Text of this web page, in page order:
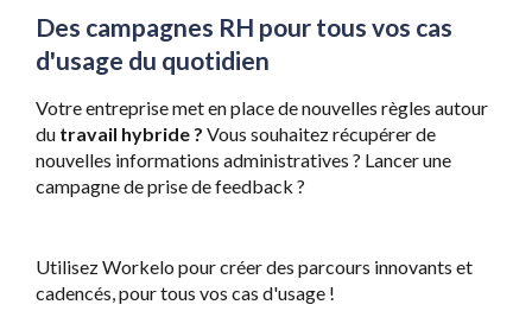
Des campagnes RH pour tous vos cas
d'usage du quotidien
Votre entreprise met en place de nouvelles règles autour
du travail hybride ? Vous souhaitez récupérer de
nouvelles informations administratives ? Lancer une
campagne de prise de feedback ?
Utilisez Workelo pour créer des parcours innovants et
cadencés, pour tous vos cas d'usage !